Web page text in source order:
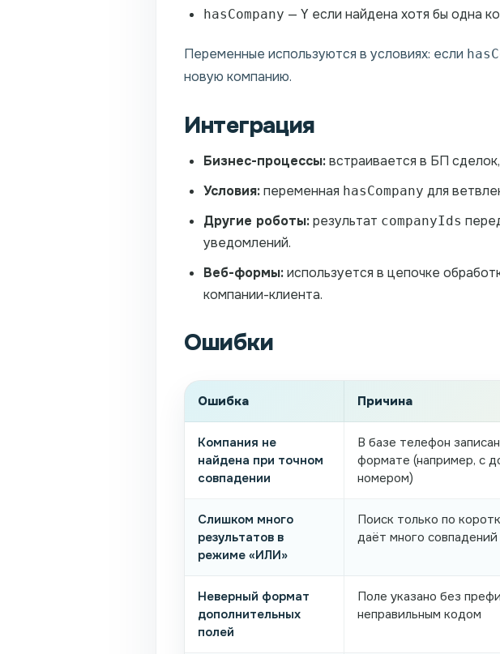
hasCompany — Y если найдена хотя бы одна
Переменные используются в условиях: если
новую компанию.
Интеграция
Бизнес-процессы:встраивается в БП
Условия:переменная hasCompany для
Другие роботы:результат companyIds
уведомлений.
Веб-формы:используется в цепочке
компании-клиента.
Ошибки
Ошибка Причина
Компания не
найдена при точном
совпадении
В базе телефон
формате (например, с
номером)
Слишком много
результатов в
режиме «ИЛИ»
Поиск только по
даёт много совпадений
Неверный формат
дополнительных
полей
Поле указано без
неправильным кодом